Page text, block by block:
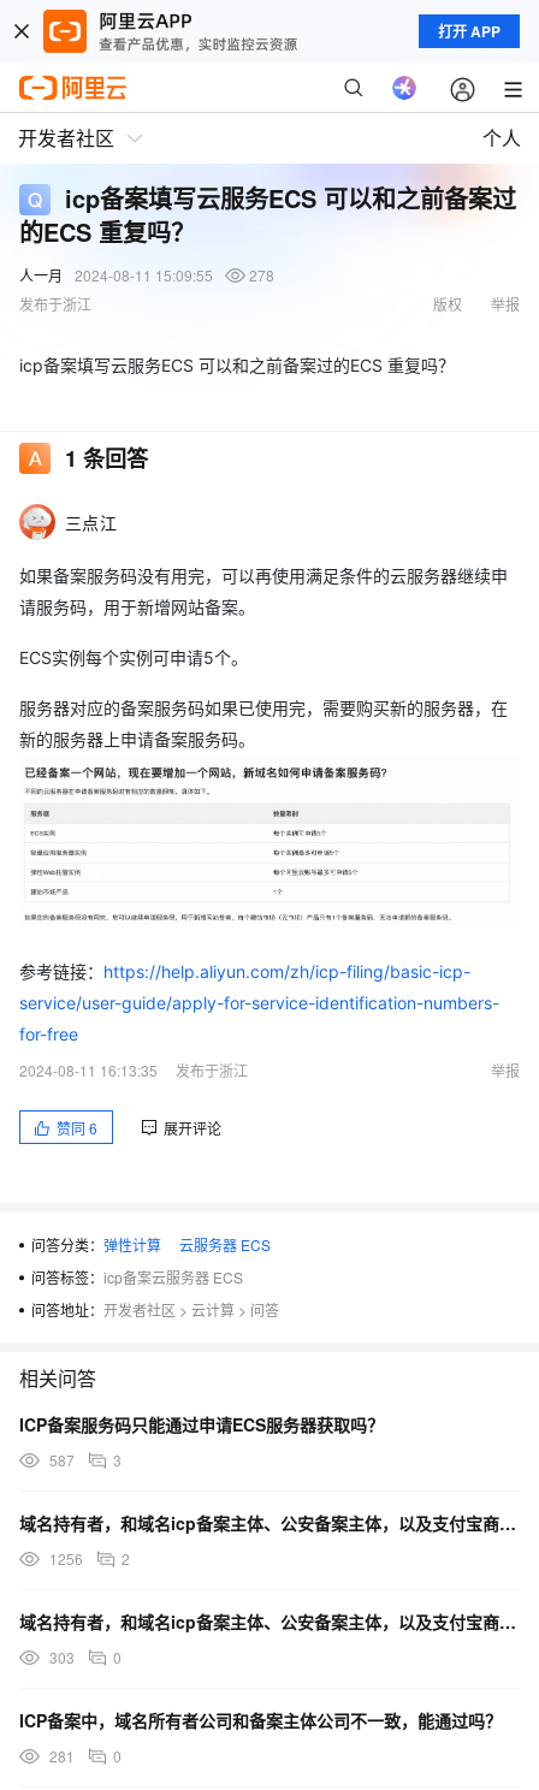
打开 APP
开发者社区 个人
icp备案填写云服务ECS 可以和之前备案过
的ECS 重复吗？
人一月 2024-08-11 15:09:55
278
发布于浙江
举报
版权
icp备案填写云服务ECS 可以和之前备案过的ECS 重复吗？
1 条回答
三点江
如果备案服务码没有用完，可以再使用满足条件的云服务器继续申
请服务码，用于新增网站备案。
ECS实例每个实例可申请5个。
服务器对应的备案服务码如果已使用完，需要购买新的服务器，在
新的服务器上申请备案服务码。
参考链接： https://help.aliyun.com/zh/icp-filing/basic-icp-
service/user-guide/apply-for-service-identification-numbers-
for-free
2024-08-11 16:13:35
发布于浙江 举报
赞同 6 展开评论
问答分类： 弹性计算
云服务器 ECS
问答标签： icp备案云服务器 ECS
问答地址： 开发者社区 > 云计算 > 问答
相关问答
ICP备案服务码只能通过申请ECS服务器获取吗？
587 3
域名持有者，和域名icp备案主体、公安备案主体，以及支付宝商户主体不一致，是否能配置成功？
1256 2
域名持有者，和域名icp备案主体、公安备案主体，以及支付宝商户主体不一致，是否能配置成功？
303 0
ICP备案中，域名所有者公司和备案主体公司不一致，能通过吗？
281 0